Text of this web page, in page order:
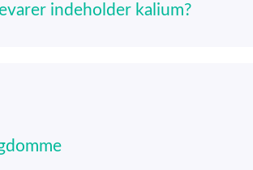
indeholder kalium?